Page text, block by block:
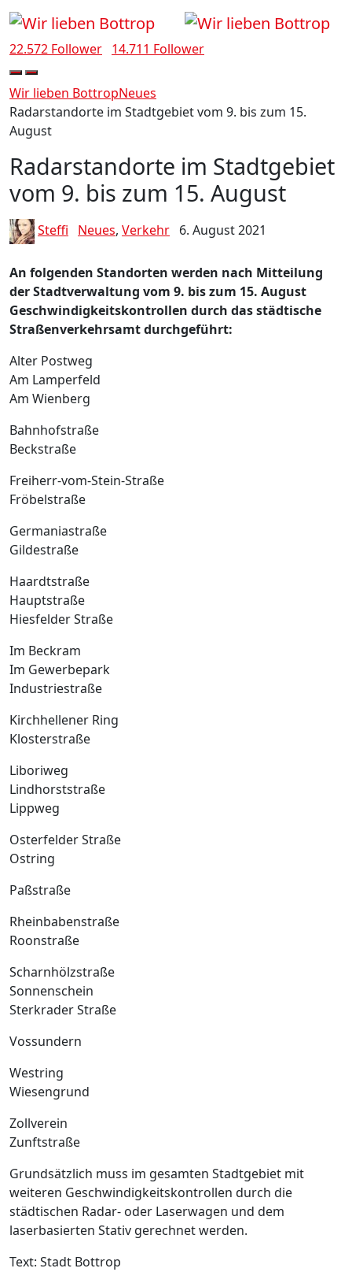
22.572 Follower 14.711 Follower
Wir lieben BottropNeues
Radarstandorte im Stadtgebiet vom 9. bis zum 15.
August
Radarstandorte im Stadtgebiet
vom 9. bis zum 15. August
Steffi Neues, Verkehr 6. August 2021
An folgenden Standorten werden nach Mitteilung
der Stadtverwaltung vom 9. bis zum 15. August
Geschwindigkeitskontrollen durch das städtische
Straßenverkehrsamt durchgeführt:
Alter Postweg
Am Lamperfeld
Am Wienberg
Bahnhofstraße
Beckstraße
Freiherr-vom-Stein-Straße
Fröbelstraße
Germaniastraße
Gildestraße
Haardtstraße
Hauptstraße
Hiesfelder Straße
Im Beckram
Im Gewerbepark
Industriestraße
Kirchhellener Ring
Klosterstraße
Liboriweg
Lindhorststraße
Lippweg
Osterfelder Straße
Ostring
Paßstraße
Rheinbabenstraße
Roonstraße
Scharnhölzstraße
Sonnenschein
Sterkrader Straße
Vossundern
Westring
Wiesengrund
Zollverein
Zunftstraße
Grundsätzlich muss im gesamten Stadtgebiet mit
weiteren Geschwindigkeitskontrollen durch die
städtischen Radar- oder Laserwagen und dem
laserbasierten Stativ gerechnet werden.
Text: Stadt Bottrop